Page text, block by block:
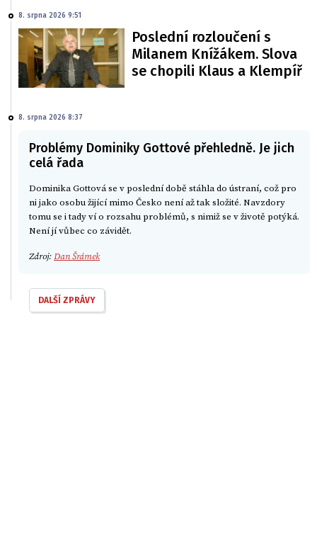
8. srpna 2026 9:51
Poslední rozloučení s
Milanem Knížákem. Slova
se chopili Klaus a Klempíř
8. srpna 2026 8:37
Problémy Dominiky Gottové přehledně. Je jich
celá řada
Dominika Gottová se v poslední době stáhla do ústraní, což pro
ni jako osobu žijící mimo Česko není až tak složité. Navzdory
tomu se i tady ví o rozsahu problémů, s nimiž se v životě potýká.
Není jí vůbec co závidět.
Zdroj:Dan Šrámek
DALŠÍ ZPRÁVY